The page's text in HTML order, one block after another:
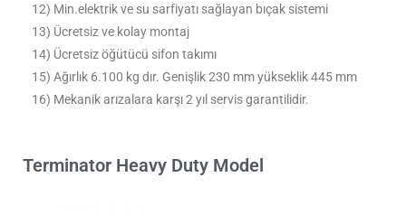
12) Min.elektrik ve su sarfiyatı sağlayan bıçak sistemi
13) Ücretsiz ve kolay montaj
14) Ücretsiz öğütücü sifon takımı
15) Ağırlık 6.100 kg dır. Genişlik 230 mm yükseklik 445 mm
16) Mekanik arızalara karşı 2 yıl servis garantilidir.
Terminator Heavy Duty Model